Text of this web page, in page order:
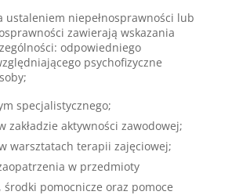
ustaleniem niepełnosprawności lub
zawierają wskazania
odpowiedniego
psychofizyczne
specjalistycznego;
zakładzie aktywności zawodowej;
warsztatach terapii zajęciowej;
w przedmioty
pomocnicze oraz pomoce